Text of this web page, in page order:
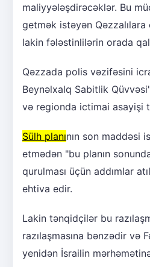
maliyyələşdirəcəklər. Bu
getmək istəyən Qəzzalılara
lakin fələstinlilərin orada
Qəzzada polis vəzifəsini
Beynəlxalq Sabitlik
və regionda ictimai asayişi
Sülh planının son maddəsi
etmədən "bu planın
qurulması üçün addımlar
ehtiva edir.
Lakin tənqidçilər bu
razılaşmasına bənzədir və
yenidən İsrailin mərhəmətinə